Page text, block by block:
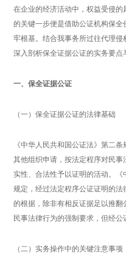
在企业的经济活动中，权益受侵
的关键一步便是借助公证机构保
牢根基。结合我事务所过往代理
深入剖析保全证据公证的实务要点
一、保全证据公证
（一）保全证据公证的法律基础
《中华人民共和国公证法》第二
其他组织申请，按法定程序对民
实性、合法性予以证明的活动。
规定，经过法定程序公证证明的
的根据，除非有相反证据足以推
民事法律行为的强制要求，但经公
（二）实务操作中的关键注意事项